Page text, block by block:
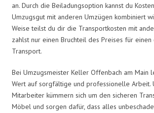
an. Durch die Beiladungsoption kannst du
Umzugsgut mit anderen Umzügen kombiniert
Weise teilst du dir die Transportkosten mit
zahlst nur einen Bruchteil des Preises für einen
Transport.
Bei Umzugsmeister Keller Offenbach am Main
Wert auf sorgfältige und professionelle Arbeit.
Mitarbeiter kümmern sich um den sicheren
Möbel und sorgen dafür, dass alles